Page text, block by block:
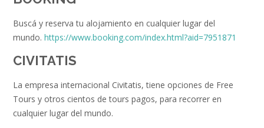
Buscá y reserva tu alojamiento en cualquier lugar del
mundo. https://www.booking.com/index.html?aid=7951871
CIVITATIS
La empresa internacional Civitatis, tiene opciones de Free
Tours y otros cientos de tours pagos, para recorrer en
cualquier lugar del mundo.